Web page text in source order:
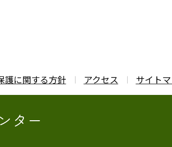
護に関する方針 アクセス サイト
ター